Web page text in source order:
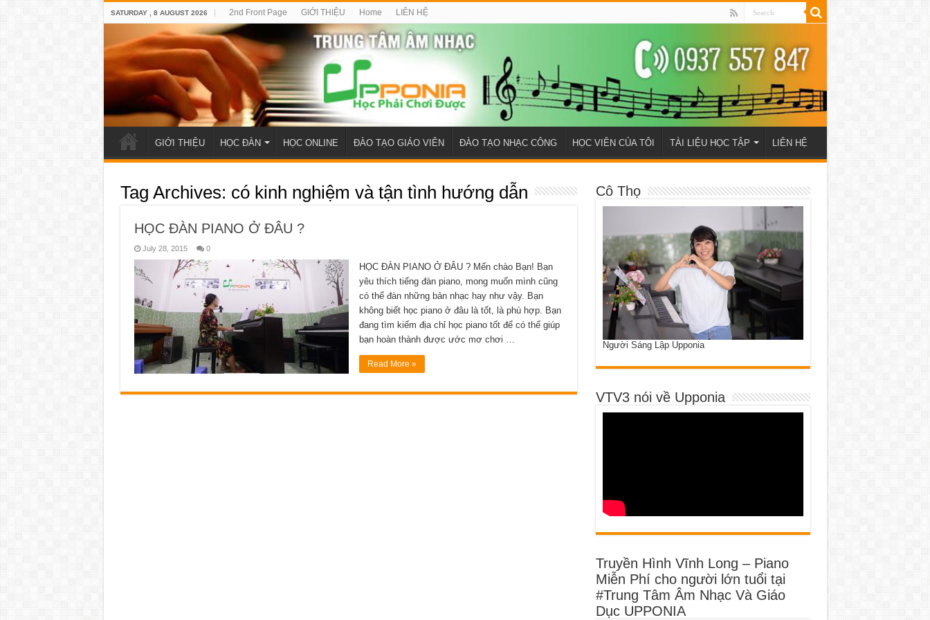
SATURDAY , 8 AUGUST 2026 2nd Front Page GIỚI THIỆU Home LIÊN HỆ
GIỚI THIỆU HỌC ĐÀN HỌC ONLINE ĐÀO TẠO GIÁO VIÊN ĐÀO TẠO NHẠC CÔNG HỌC VIÊN CỦA TÔI TÀI LIỆU HỌC TẬP LIÊN HỆ
Tag Archives: có kinh nghiệm và tận tình hướng dẫn
HỌC ĐÀN PIANO Ở ĐÂU ?
July 28, 2015 0
HỌC ĐÀN PIANO Ở ĐÂU ? Mến chào Bạn! Bạn
yêu thích tiếng đàn piano, mong muốn mình cũng
có thể đàn những bản nhạc hay như vậy. Bạn
không biết học piano ở đâu là tốt, là phù hợp. Bạn
đang tìm kiếm địa chỉ học piano tốt để có thế giúp
bạn hoàn thành được ước mơ chơi …
Read More »
Cô Thọ
Người Sáng Lập Upponia
VTV3 nói về Upponia
Truyền Hình Vĩnh Long – Piano
Miễn Phí cho người lớn tuổi tại
#Trung Tâm Âm Nhạc Và Giáo
Dục UPPONIA